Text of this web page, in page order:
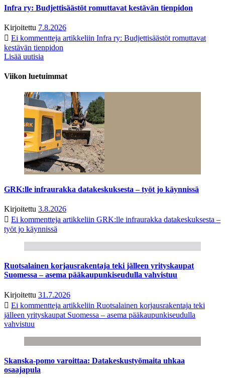
Infra ry: Budjettisäästöt romuttavat kestävän tienpidon
Kirjoitettu 7.8.2026
Ei kommentteja artikkeliin Infra ry: Budjettisäästöt romuttavat
kestävän tienpidon
Lisää uutisia
Viikon luetuimmat
GRK:lle infraurakka datakeskuksesta – työt jo käynnissä
Kirjoitettu 3.8.2026
Ei kommentteja artikkeliin GRK:lle infraurakka datakeskuksesta –
työt jo käynnissä
Ruotsalainen korjausrakentaja teki jälleen yrityskaupat
Suomessa – asema pääkaupunkiseudulla vahvistuu
Kirjoitettu 31.7.2026
Ei kommentteja artikkeliin Ruotsalainen korjausrakentaja teki
jälleen yrityskaupat Suomessa – asema pääkaupunkiseudulla
vahvistuu
Skanska-pomo varoittaa: Datakeskustyömaita uhkaa
osaajapula